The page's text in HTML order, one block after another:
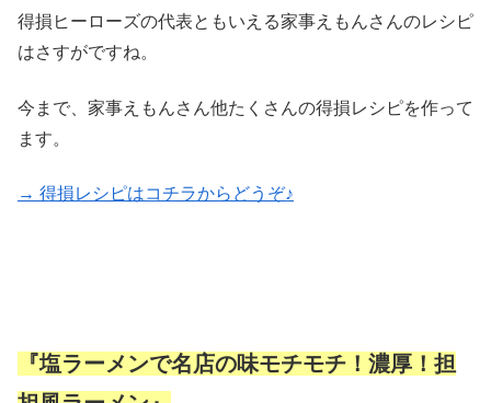
得損ヒーローズの代表ともいえる家事えもんさんのレシピ
はさすがですね。
今まで、家事えもんさん他たくさんの得損レシピを作って
ます。
→ 得損レシピはコチラからどうぞ♪
『塩ラーメンで名店の味モチモチ！濃厚！担